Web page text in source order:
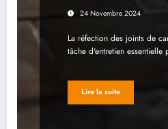
24 Novembre 2024
La réfection des joints de
tâche d'entretien
Lire la suite